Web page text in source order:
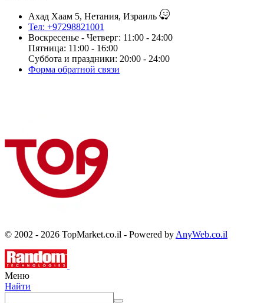
Ахад Хаам 5, Нетания, Израиль
Тел: +97298821001
Воскресенье - Четверг: 11:00 - 24:00
Пятница: 11:00 - 16:00
Суббота и праздники: 20:00 - 24:00
Форма обратной связи
© 2002 - 2026 TopMarket.co.il - Powered by AnyWeb.co.il
Меню
Найти